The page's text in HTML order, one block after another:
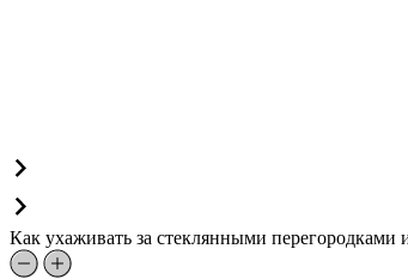
Как ухаживать за стеклянными перегородками